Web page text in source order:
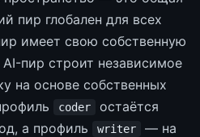
пир глобален для всех
имеет свою собственную
пир строит независимое
на основе собственных
coder
остаётся
а профиль
writer
— на